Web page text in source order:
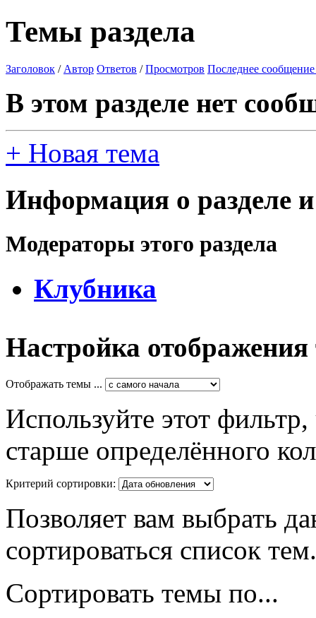
Темы раздела
Заголовок / Автор Ответов /Просмотров Последнее сообщение
В этом разделе нет
+ Новая тема
Информация о разделе
Модераторы этого раздела
Клубника
Настройка отображения
Отображать темы ...
Используйте этот
старше определённого
Критерий сортировки:
Позволяет вам выбрать
сортироваться список тем.
Сортировать темы по...